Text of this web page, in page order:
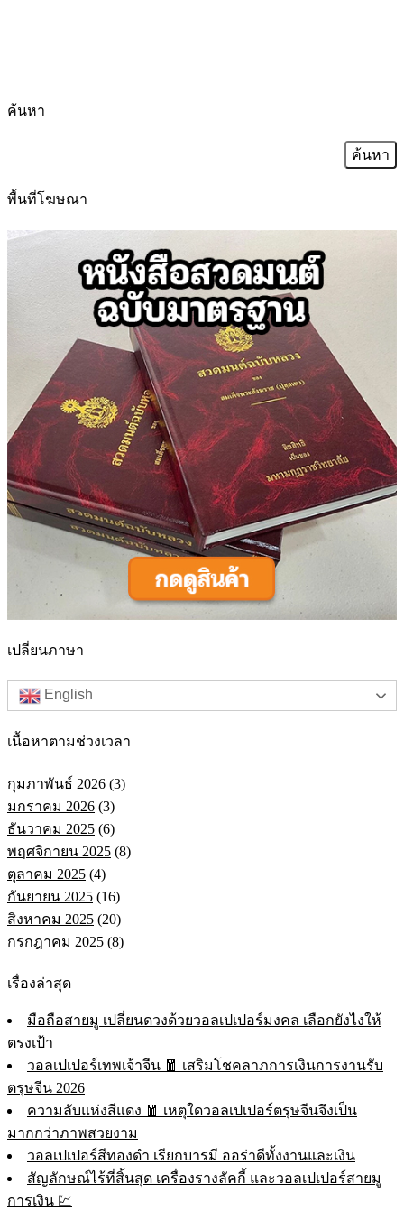
ค้นหา
สำหรับ:
พื้นที่โฆษณา
เปลี่ยนภาษา
English
เนื้อหาตามช่วงเวลา
กุมภาพันธ์ 2026 (3)
มกราคม 2026 (3)
ธันวาคม 2025 (6)
พฤศจิกายน 2025 (8)
ตุลาคม 2025 (4)
กันยายน 2025 (16)
สิงหาคม 2025 (20)
กรกฎาคม 2025 (8)
เรื่องล่าสุด
มือถือสายมู เปลี่ยนดวงด้วยวอลเปเปอร์มงคล เลือกยังไงให้
ตรงเป้า
วอลเปเปอร์เทพเจ้าจีน 🧧 เสริมโชคลาภการเงินการงานรับ
ตรุษจีน 2026
ความลับแห่งสีแดง 🧧 เหตุใดวอลเปเปอร์ตรุษจีนจึงเป็น
มากกว่าภาพสวยงาม
วอลเปเปอร์สีทองดำ เรียกบารมี ออร่าดีทั้งงานและเงิน
สัญลักษณ์ไร้ที่สิ้นสุด เครื่องรางลัคกี้ และวอลเปเปอร์สายมู
การเงิน 💹